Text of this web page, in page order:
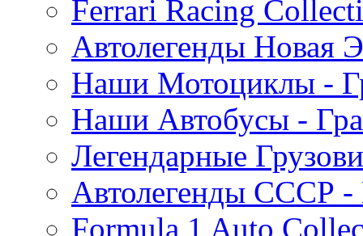
Ferrari Racing
Автолегенды Новая
Наши Мотоциклы -
Наши Автобусы -
Легендарные
Автолегенды СССР -
Formula 1 Auto